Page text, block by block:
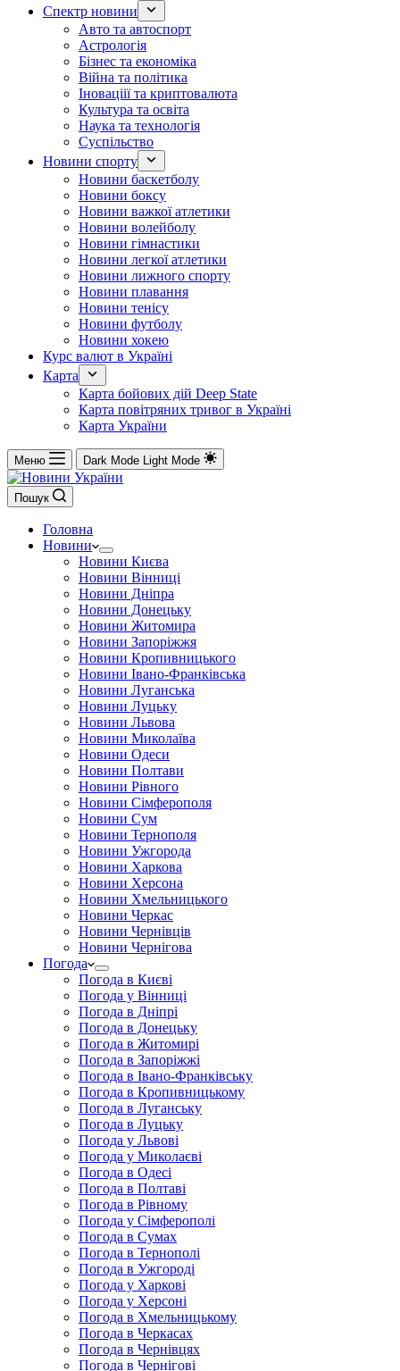
Спектр новини
Авто та автоспорт
Астрологія
Бізнес та економіка
Війна та політика
Іноваціії та криптовалюта
Культура та освіта
Наука та технологія
Суспільство
Новини спорту
Новини баскетболу
Новини боксу
Новини важкої атлетики
Новини волейболу
Новини гімнастики
Новини легкої атлетики
Новини лижного спорту
Новини плавання
Новини тенісу
Новини футболу
Новини хокею
Курс валют в Україні
Карта
Карта бойових дій Deep State
Карта повітряних тривог в Україні
Карта України
Меню Dark Mode Light Mode
Пошук
Головна
Новини
Новини Києва
Новини Вінниці
Новини Дніпра
Новини Донецьку
Новини Житомира
Новини Запоріжжя
Новини Кропивницького
Новини Івано-Франківська
Новини Луганська
Новини Луцьку
Новини Львова
Новини Миколаїва
Новини Одеси
Новини Полтави
Новини Рівного
Новини Сімферополя
Новини Сум
Новини Тернополя
Новини Ужгорода
Новини Харкова
Новини Херсона
Новини Хмельницького
Новини Черкас
Новини Чернівців
Новини Чернігова
Погода
Погода в Києві
Погода у Вінниці
Погода в Дніпрі
Погода в Донецьку
Погода в Житомирі
Погода в Запоріжжі
Погода в Івано-Франківську
Погода в Кропивницькому
Погода в Луганську
Погода в Луцьку
Погода у Львові
Погода у Миколаєві
Погода в Одесі
Погода в Полтаві
Погода в Рівному
Погода у Сімферополі
Погода в Сумах
Погода в Тернополі
Погода в Ужгороді
Погода у Харкові
Погода у Херсоні
Погода в Хмельницькому
Погода в Черкасах
Погода в Чернівцях
Погода в Чернігові